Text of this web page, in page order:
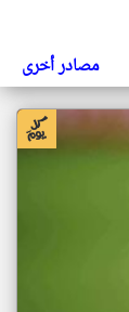
مصادر أخرى